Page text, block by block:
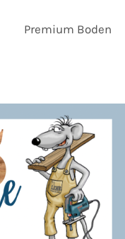
Premium Boden